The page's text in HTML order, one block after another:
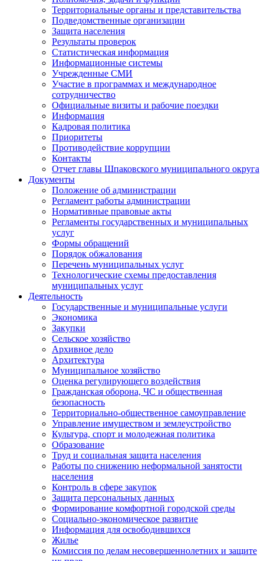
Территориальные органы и представительства
Подведомственные организации
Защита населения
Результаты проверок
Статистическая информация
Информационные системы
Учрежденные СМИ
Участие в программах и международное
сотрудничество
Официальные визиты и рабочие поездки
Информация
Кадровая политика
Приоритеты
Противодействие коррупции
Контакты
Отчет главы Шпаковского муниципального округа
Документы
Положение об администрации
Регламент работы администрации
Нормативные правовые акты
Регламенты государственных и муниципальных
услуг
Формы обращений
Порядок обжалования
Перечень муниципальных услуг
Технологические схемы предоставления
муниципальных услуг
Деятельность
Государственные и муниципальные услуги
Экономика
Закупки
Сельское хозяйство
Архивное дело
Архитектура
Муниципальное хозяйство
Оценка регулирующего воздействия
Гражданская оборона, ЧС и общественная
безопасность
Территориально-общественное самоуправление
Управление имуществом и землеустройство
Культура, спорт и молодежная политика
Образование
Труд и социальная защита населения
Работы по снижению неформальной занятости
населения
Контроль в сфере закупок
Защита персональных данных
Формирование комфортной городской среды
Социально-экономическое развитие
Информация для освободившихся
Жилье
Комиссия по делам несовершеннолетних и защите